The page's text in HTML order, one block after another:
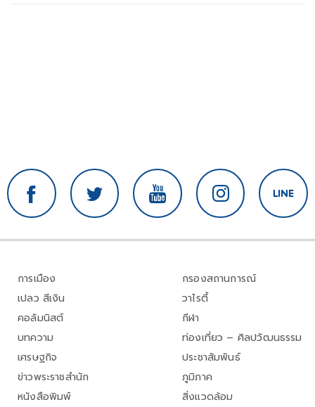
การเมือง
เปลว สีเงิน
คอลัมนิสต์
บทความ
เศรษฐกิจ
ข่าวพระราชสำนัก
หนังสือพิมพ์
กรองสถานการณ์
วาไรตี้
กีฬา
ท่องเที่ยว – ศิลปวัฒนธรรม
ประชาสัมพันธ์
ภูมิภาค
สิ่งแวดล้อม